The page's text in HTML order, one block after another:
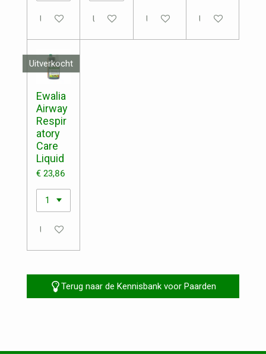
UitgeschakeldUitgeschakeldUitgeschakeldUitgeschakeld
Uitverkocht
Ewalia
Airway
Respir
atory
Care
Liquid
€ 23,86
Uitgeschakeld
Terug naar de Kennisbank voor Paarden